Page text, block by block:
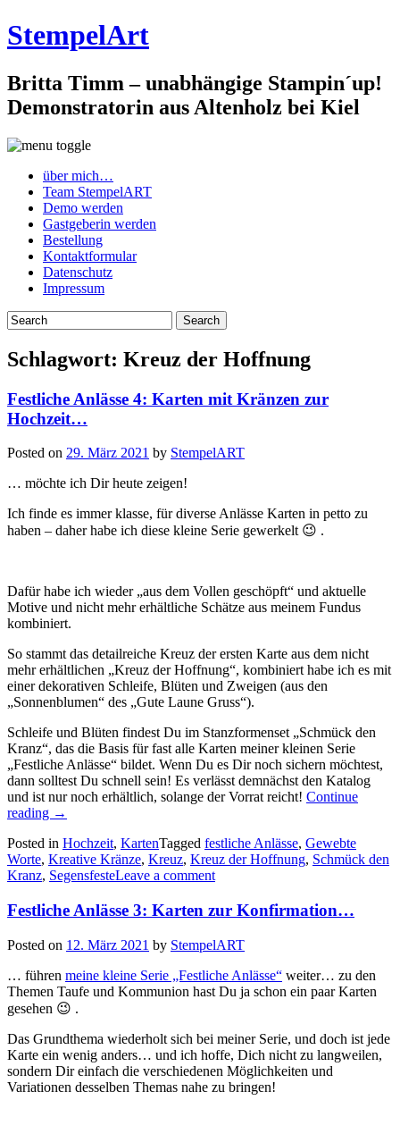
StempelArt
Britta Timm – unabhängige Stampin´up!
Demonstratorin aus Altenholz bei Kiel
über mich…
Team StempelART
Demo werden
Gastgeberin werden
Bestellung
Kontaktformular
Datenschutz
Impressum
Schlagwort: Kreuz der Hoffnung
Festliche Anlässe 4: Karten mit Kränzen zur
Hochzeit…
Posted on 29. März 2021 by StempelART
… möchte ich Dir heute zeigen!
Ich finde es immer klasse, für diverse Anlässe Karten in petto zu
haben – daher habe ich diese kleine Serie gewerkelt 😉 .
Dafür habe ich wieder „aus dem Vollen geschöpft“ und aktuelle
Motive und nicht mehr erhältliche Schätze aus meinem Fundus
kombiniert.
So stammt das detailreiche Kreuz der ersten Karte aus dem nicht
mehr erhältlichen „Kreuz der Hoffnung“, kombiniert habe ich es mit
einer dekorativen Schleife, Blüten und Zweigen (aus den
„Sonnenblumen“ des „Gute Laune Gruss“).
Schleife und Blüten findest Du im Stanzformenset „Schmück den
Kranz“, das die Basis für fast alle Karten meiner kleinen Serie
„Festliche Anlässe“ bildet. Wenn Du es Dir noch sichern möchtest,
dann solltest Du schnell sein! Es verlässt demnächst den Katalog
und ist nur noch erhältlich, solange der Vorrat reicht! Continue
reading „Festliche
4:
Karten
mit
zur
→
Posted in Hochzeit, KartenTagged festliche Anlässe, Gewebte
Worte, Kreative Kränze, Kreuz, Kreuz der Hoffnung, Schmück den
Kranz, SegensfesteLeave a comment
Festliche Anlässe 3: Karten zur Konfirmation…
Posted on 12. März 2021 by StempelART
… führen meine kleine Serie „Festliche Anlässe“ weiter… zu den
Themen Taufe und Kommunion hast Du ja schon ein paar Karten
gesehen 😉 .
Das Grundthema wiederholt sich bei meiner Serie, und doch ist jede
Karte ein wenig anders… und ich hoffe, Dich nicht zu langweilen,
sondern Dir einfach die verschiedenen Möglichkeiten und
Variationen desselben Themas nahe zu bringen!